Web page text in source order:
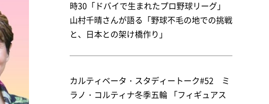
時30「ドバイで生まれたプロ野球リーグ」
山村千晴さんが語る「野球不毛の地での挑戦
と、日本との架け橋作り」
カルティベータ・スタディートーク#52 ミ
ラノ・コルティナ冬季五輪 「フィギュアス